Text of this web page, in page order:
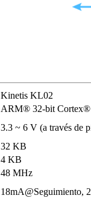
Kinetis KL02
ARM® 32-bit
3.3 ~ 6 V (a través de
32 KB
4 KB
48 MHz
18mA@Seguimiento,